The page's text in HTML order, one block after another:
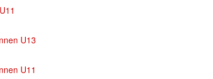
U13
U11